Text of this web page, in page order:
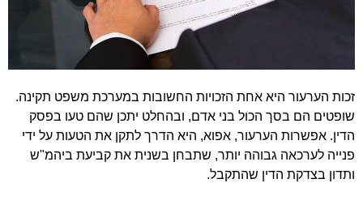
זכות הערעור היא אחת הזכויות החשובות במערכת משפט תקינה.
שופטים הם בסך הכול בני אדם, ובהחלט יתכן שהם טעו בפסק
הדין. אפשרות הערעור, אפוא, היא הדרך לתקן את הטעות על ידי
פנייה לערכאה גבוהה יותר, שתבחן בשנית את קביעת ביהמ"ש
ותדון בצדקת הדין שהתקבל.